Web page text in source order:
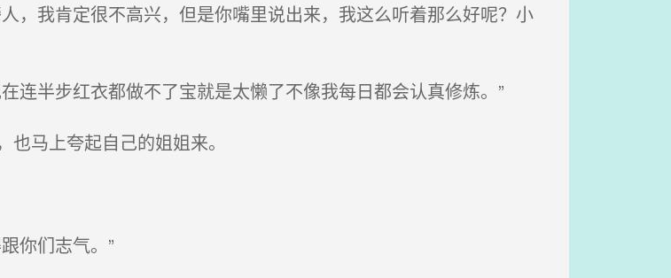
，我肯定很不高兴，但是你嘴里说出来，我这么听着那么好呢？小
连半步红衣都做不了宝就是太懒了不像我每日都会认真修炼。”
马上夸起自己的姐姐来。
你们志气。”